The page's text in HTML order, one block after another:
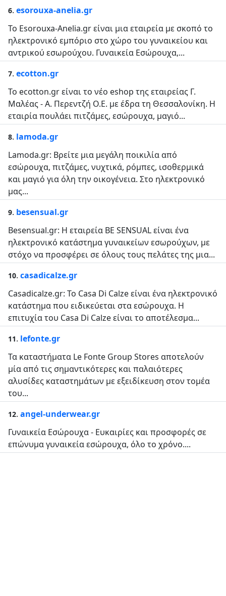
6. esorouxa-anelia.gr
Το Esorouxa-Anelia.gr είναι μια εταιρεία με σκοπό το
ηλεκτρονικό εμπόριο στο χώρο του γυναικείου και
αντρικού εσωρούχου. Γυναικεία Εσώρουχα,...
7. ecotton.gr
Το ecotton.gr είναι το νέο eshop της εταιρείας Γ.
Μαλέας - Α. Περεντζή Ο.Ε. με έδρα τη Θεσσαλονίκη. Η
εταιρία πουλάει πιτζάμες, εσώρουχα, μαγιό...
8. lamoda.gr
Lamoda.gr: Βρείτε μια μεγάλη ποικιλία από
εσώρουχα, πιτζάμες, νυχτικά, ρόμπες, ισοθερμικά
και μαγιό για όλη την οικογένεια. Στο ηλεκτρονικό
μας...
9. besensual.gr
Besensual.gr: Η εταιρεία BE SENSUAL είναι ένα
ηλεκτρονικό κατάστημα γυναικείων εσωρούχων, με
στόχο να προσφέρει σε όλους τους πελάτες της μια...
10. casadicalze.gr
Casadicalze.gr: Το Casa Di Calze είναι ένα ηλεκτρονικό
κατάστημα που ειδικεύεται στα εσώρουχα. Η
επιτυχία του Casa Di Calze είναι το αποτέλεσμα...
11. lefonte.gr
Τα καταστήματα Le Fonte Group Stores αποτελούν
μία από τις σημαντικότερες και παλαιότερες
αλυσίδες καταστημάτων με εξειδίκευση στον τομέα
του...
12. angel-underwear.gr
Γυναικεία Εσώρουχα - Ευκαιρίες και προσφορές σε
επώνυμα γυναικεία εσώρουχα, όλο το χρόνο....